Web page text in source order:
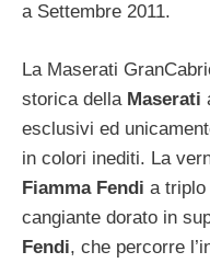
a Settembre 2011.
La Maserati
storica della Maserati
esclusivi ed
in colori inediti. La
Fiamma Fendi a
cangiante dorato in
Fendi, che percorre